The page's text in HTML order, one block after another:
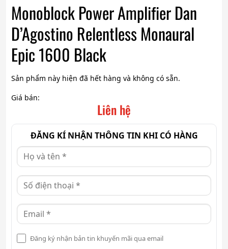
Monoblock Power Amplifier Dan
D’Agostino Relentless Monaural
Epic 1600 Black
Sản phẩm này hiện đã hết hàng và không có sẵn.
Giá bán:
Liên hệ
ĐĂNG KÍ NHẬN THÔNG TIN KHI CÓ HÀNG
Đăng ký nhận bản tin khuyến mãi qua email